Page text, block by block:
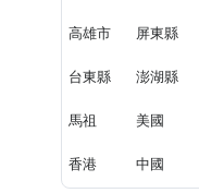
高雄市 屏東縣
台東縣 澎湖縣
馬祖 美國
香港 中國